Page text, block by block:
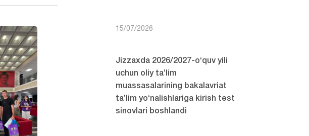
15/07/2026
Jizzaxda 2026/2027-o‘quv yili
uchun oliy ta’lim
muassasalarining bakalavriat
ta’lim yo‘nalishlariga kirish test
sinovlari boshlandi